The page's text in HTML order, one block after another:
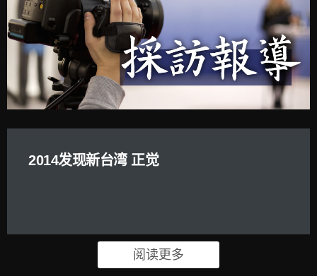
2014发现新台湾 正觉
阅读更多